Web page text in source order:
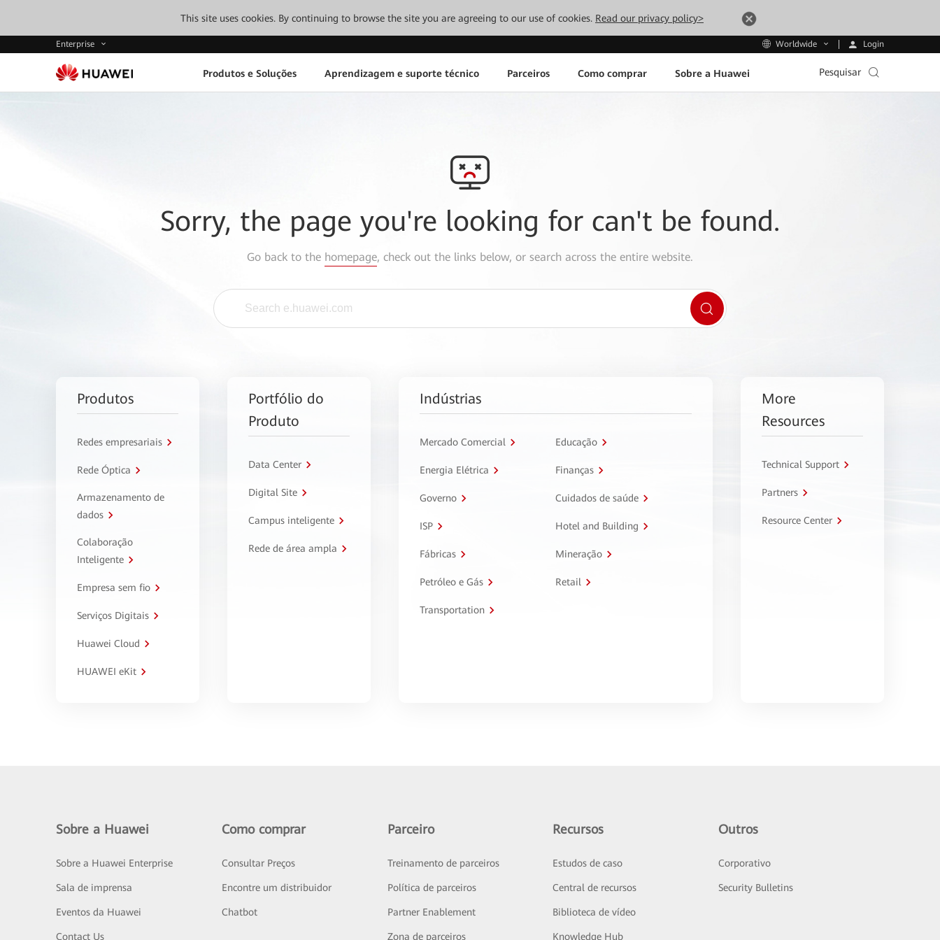
This site uses cookies. By continuing to browse the site you are agreeing to our use of cookies. Read our privacy policy>
Enterprise Worldwide Login
Produtos e Soluções Aprendizagem e suporte técnico Parceiros Como comprar Sobre a Huawei Pesquisar
Sorry, the page you're looking for can't be found.
Go back to the homepage, check out the links below, or search across the entire website.
Produtos
Redes empresariais
Rede Óptica
Armazenamento de
dados
Colaboração
Inteligente
Empresa sem fio
Serviços Digitais
Huawei Cloud
HUAWEI eKit
Portfólio do
Produto
Data Center
Digital Site
Campus inteligente
Rede de área ampla
Indústrias
Mercado Comercial Educação
Energia Elétrica Finanças
Governo Cuidados de saúde
ISP Hotel and Building
Fábricas Mineração
Petróleo e Gás Retail
Transportation
More
Resources
Technical Support
Partners
Resource Center
Sobre a Huawei
Sobre a Huawei Enterprise
Sala de imprensa
Eventos da Huawei
Contact Us
Como comprar
Consultar Preços
Encontre um distribuidor
Chatbot
Parceiro
Treinamento de parceiros
Política de parceiros
Partner Enablement
Zona de parceiros
Recursos
Estudos de caso
Central de recursos
Biblioteca de vídeo
Knowledge Hub
Outros
Corporativo
Security Bulletins